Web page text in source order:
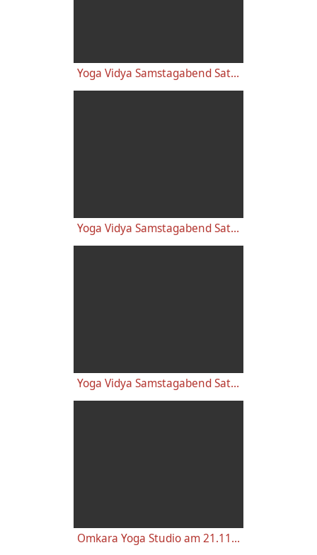
Yoga Vidya Samstagabend Satsang mit Sukadev vom 08.02.2020
Yoga Vidya Samstagabend Satsang am 14.12.2019 mit Sukadev
Yoga Vidya Samstagabend Satsang 11.05.2019
Omkara Yoga Studio am 21.11.2011